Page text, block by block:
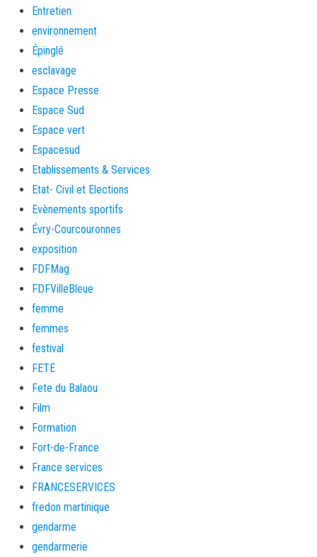
Entretien
environnement
Épinglé
esclavage
Espace Presse
Espace Sud
Espace vert
Espacesud
Etablissements & Services
Etat- Civil et Elections
Evènements sportifs
Évry-Courcouronnes
exposition
FDFMag
FDFVilleBleue
femme
femmes
festival
FETE
Fete du Balaou
Film
Formation
Fort-de-France
France services
FRANCESERVICES
fredon martinique
gendarme
gendarmerie